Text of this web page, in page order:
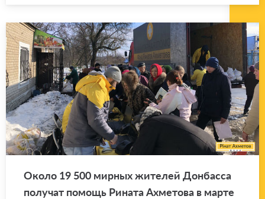
Около 19 500 мир­ных жи­те­лей Дон­бас­са
по­лу­чат по­мощь Ри­на­та Ах­ме­то­ва в марте